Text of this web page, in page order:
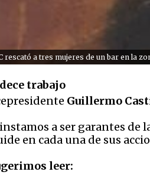
rescató a tres mujeres de un bar en la
trabajo
Guillermo
a ser garantes de
en cada una de sus
leer: